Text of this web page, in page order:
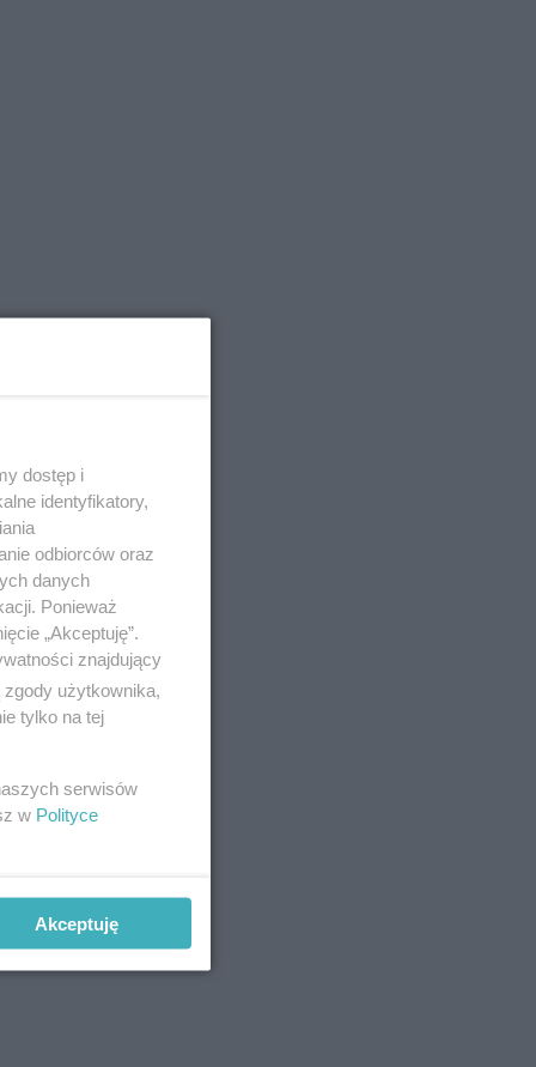
dostęp i
identyfikatory,
odbiorców oraz
danych
Ponieważ
„Akceptuję”.
znajdujący
użytkownika,
tylko na tej
serwisów
w Polityce
Akceptuję